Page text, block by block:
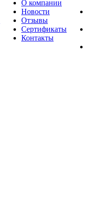
О компании
Новости
Отзывы
Сертификаты
Контакты